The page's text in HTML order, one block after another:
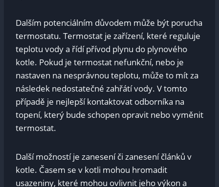
Dalším potenciálním důvodem může být porucha
termostatu. Termostat je zařízení, které reguluje
teplotu vody a řídí přívod plynu do plynového
kotle. Pokud je termostat nefunkční, nebo je
nastaven na nesprávnou teplotu, může to mít za
následek nedostatečné zahřátí vody. V tomto
případě je nejlepší kontaktovat odborníka na
topení, který bude schopen opravit nebo vyměnit
termostat.
Další možností je zanesení či zanesení článků v
kotle. Časem se v kotli mohou hromadit
usazeniny, které mohou ovlivnit jeho výkon a